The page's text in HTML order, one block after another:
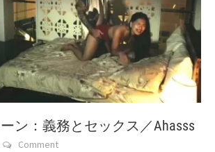
ン：義務とセックス／Ahasss
Comment